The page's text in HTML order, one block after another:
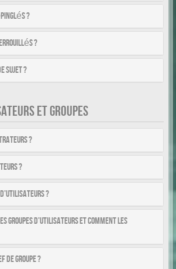
?
?
sujet ?
ET GROUPES
?
?
d’utilisateurs ?
groupes d’utilisateurs et comment les
de groupe ?